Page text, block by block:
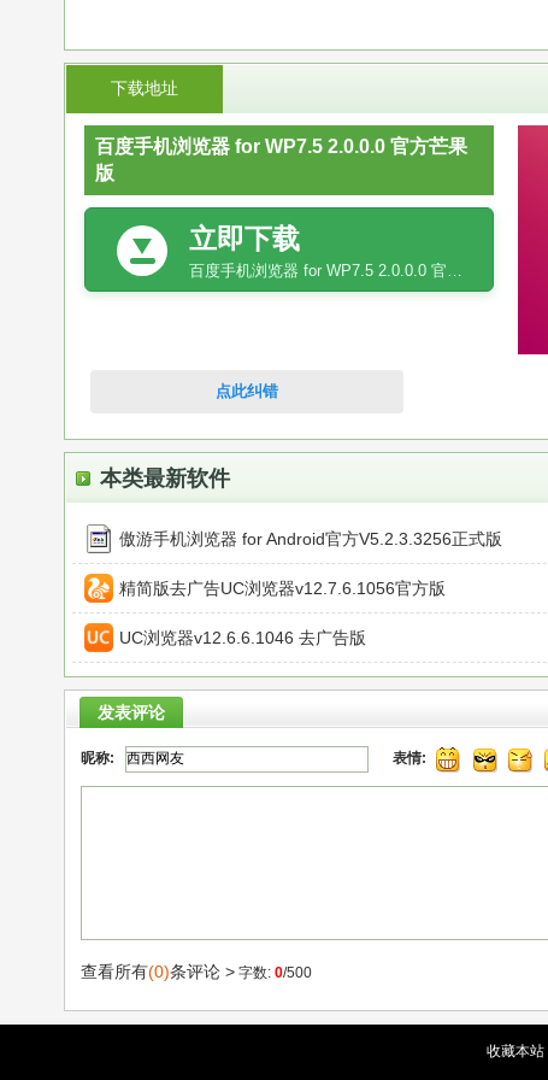
下载地址
百度手机浏览器 for WP7.5 2.0.0.0 官方芒果
版
立即下载
百度手机浏览器 for WP7.5 2.0.0.0 官方芒果版
点此纠错
本类最新软件
傲游手机浏览器 for Android官方V5.2.3.3256正式版
精简版去广告UC浏览器v12.7.6.1056官方版
UC浏览器v12.6.6.1046 去广告版
发表评论
昵称: 表情:
查看所有(0)条评论 > 字数: 0/500
收藏本站|